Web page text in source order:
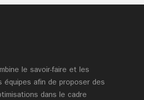
le savoir-faire et les
équipes afin de proposer des
dans le cadre